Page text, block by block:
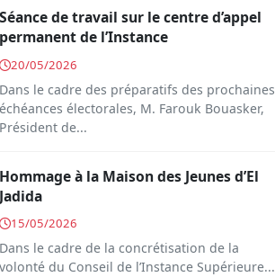
Séance de travail sur le centre d’appel
permanent de l’Instance
20/05/2026
Dans le cadre des préparatifs des prochaines
échéances électorales, M. Farouk Bouasker,
Président de...
Hommage à la Maison des Jeunes d’El
Jadida
15/05/2026
Dans le cadre de la concrétisation de la
volonté du Conseil de l’Instance Supérieure...